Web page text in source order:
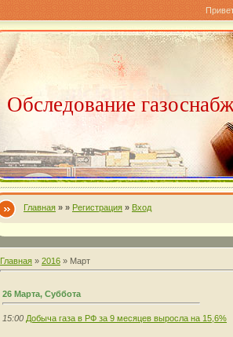
Обследование
Главная » » Регистрация » Вход
Главная » 2016 » Март
26 Марта, Суббота
15:00 Добыча газа в РФ за 9 месяцев выросла на 15,6%